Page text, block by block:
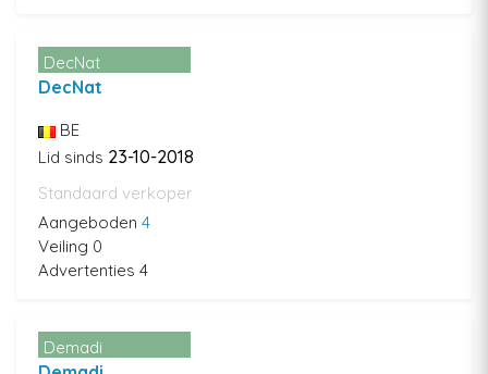
DecNat
DecNat
BE
Lid sinds 23-10-2018
Standaard verkoper
Aangeboden 4
Veiling 0
Advertenties 4
Demadi